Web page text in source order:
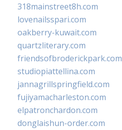
318mainstreet8h.com
lovenailsspari.com
oakberry-kuwait.com
quartzliterary.com
friendsofbroderickpark.com
studiopiattellina.com
jannagrillspringfield.com
fujiyamacharleston.com
elpatronchardon.com
donglaishun-order.com